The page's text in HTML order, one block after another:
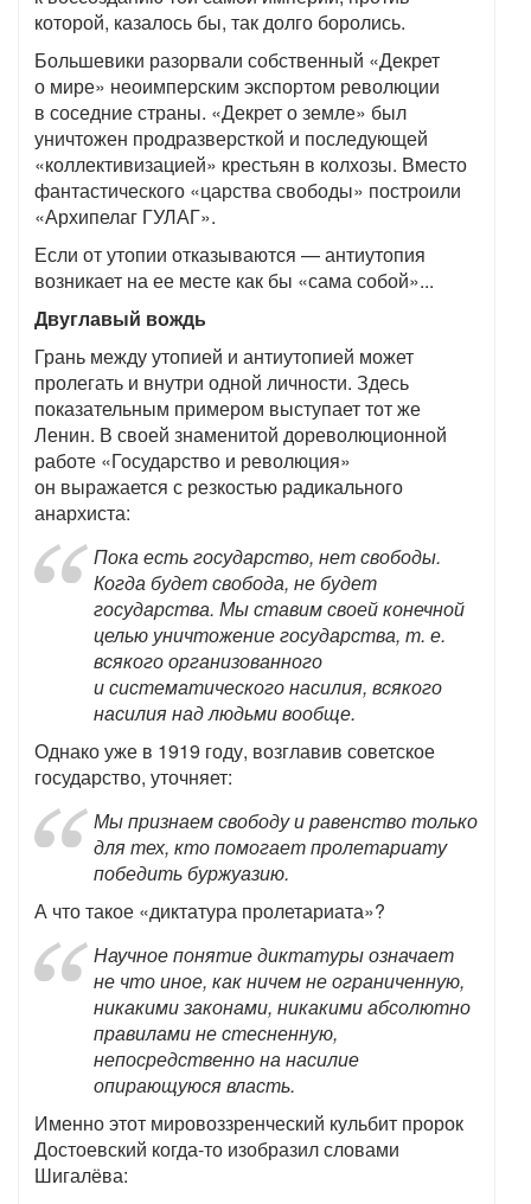
которой, казалось бы, так долго боролись.
Большевики разорвали собственный «Декрет
о мире» неоимперским экспортом революции
в соседние страны. «Декрет о земле» был
уничтожен продразверсткой и последующей
«коллективизацией» крестьян в колхозы. Вместо
фантастического «царства свободы» построили
«Архипелаг ГУЛАГ».
Если от утопии отказываются — антиутопия
возникает на ее месте как бы «сама собой»...
Двуглавый вождь
Грань между утопией и антиутопией может
пролегать и внутри одной личности. Здесь
показательным примером выступает тот же
Ленин. В своей знаменитой дореволюционной
работе «Государство и революция»
он выражается с резкостью радикального
анархиста:
Пока есть государство, нет свободы.
Когда будет свобода, не будет
государства. Мы ставим своей конечной
целью уничтожение государства, т. е.
всякого организованного
и систематического насилия, всякого
насилия над людьми вообще.
Однако уже в 1919 году, возглавив советское
государство, уточняет:
Мы признаем свободу и равенство только
для тех, кто помогает пролетариату
победить буржуазию.
А что такое «диктатура пролетариата»?
Научное понятие диктатуры означает
не что иное, как ничем не ограниченную,
никакими законами, никакими абсолютно
правилами не стесненную,
непосредственно на насилие
опирающуюся власть.
Именно этот мировоззренческий кульбит пророк
Достоевский когда-то изобразил словами
Шигалёва: